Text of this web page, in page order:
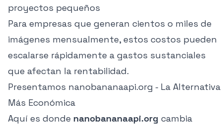
proyectos pequeños
Para empresas que generan cientos o miles de
imágenes mensualmente, estos costos pueden
escalarse rápidamente a gastos sustanciales
que afectan la rentabilidad.
Presentamos nanobananaapi.org - La Alternativa
Más Económica
Aquí es donde nanobananaapi.org cambia